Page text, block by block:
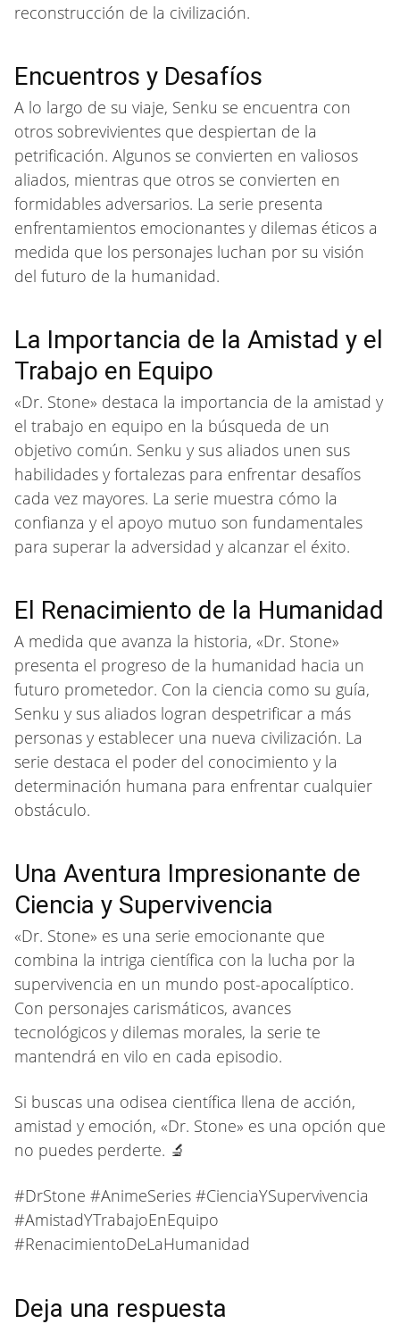
reconstrucción de la civilización.
Encuentros y Desafíos
A lo largo de su viaje, Senku se encuentra con
otros sobrevivientes que despiertan de la
petrificación. Algunos se convierten en valiosos
aliados, mientras que otros se convierten en
formidables adversarios. La serie presenta
enfrentamientos emocionantes y dilemas éticos a
medida que los personajes luchan por su visión
del futuro de la humanidad.
La Importancia de la Amistad y el
Trabajo en Equipo
«Dr. Stone» destaca la importancia de la amistad y
el trabajo en equipo en la búsqueda de un
objetivo común. Senku y sus aliados unen sus
habilidades y fortalezas para enfrentar desafíos
cada vez mayores. La serie muestra cómo la
confianza y el apoyo mutuo son fundamentales
para superar la adversidad y alcanzar el éxito.
El Renacimiento de la Humanidad
A medida que avanza la historia, «Dr. Stone»
presenta el progreso de la humanidad hacia un
futuro prometedor. Con la ciencia como su guía,
Senku y sus aliados logran despetrificar a más
personas y establecer una nueva civilización. La
serie destaca el poder del conocimiento y la
determinación humana para enfrentar cualquier
obstáculo.
Una Aventura Impresionante de
Ciencia y Supervivencia
«Dr. Stone» es una serie emocionante que
combina la intriga científica con la lucha por la
supervivencia en un mundo post-apocalíptico.
Con personajes carismáticos, avances
tecnológicos y dilemas morales, la serie te
mantendrá en vilo en cada episodio.
Si buscas una odisea científica llena de acción,
amistad y emoción, «Dr. Stone» es una opción que
no puedes perderte. 🔬
#DrStone #AnimeSeries #CienciaYSupervivencia
#AmistadYTrabajoEnEquipo
#RenacimientoDeLaHumanidad
Deja una respuesta